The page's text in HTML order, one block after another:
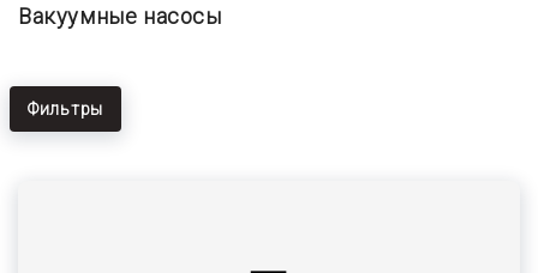
Вакуумные насосы
Фильтры